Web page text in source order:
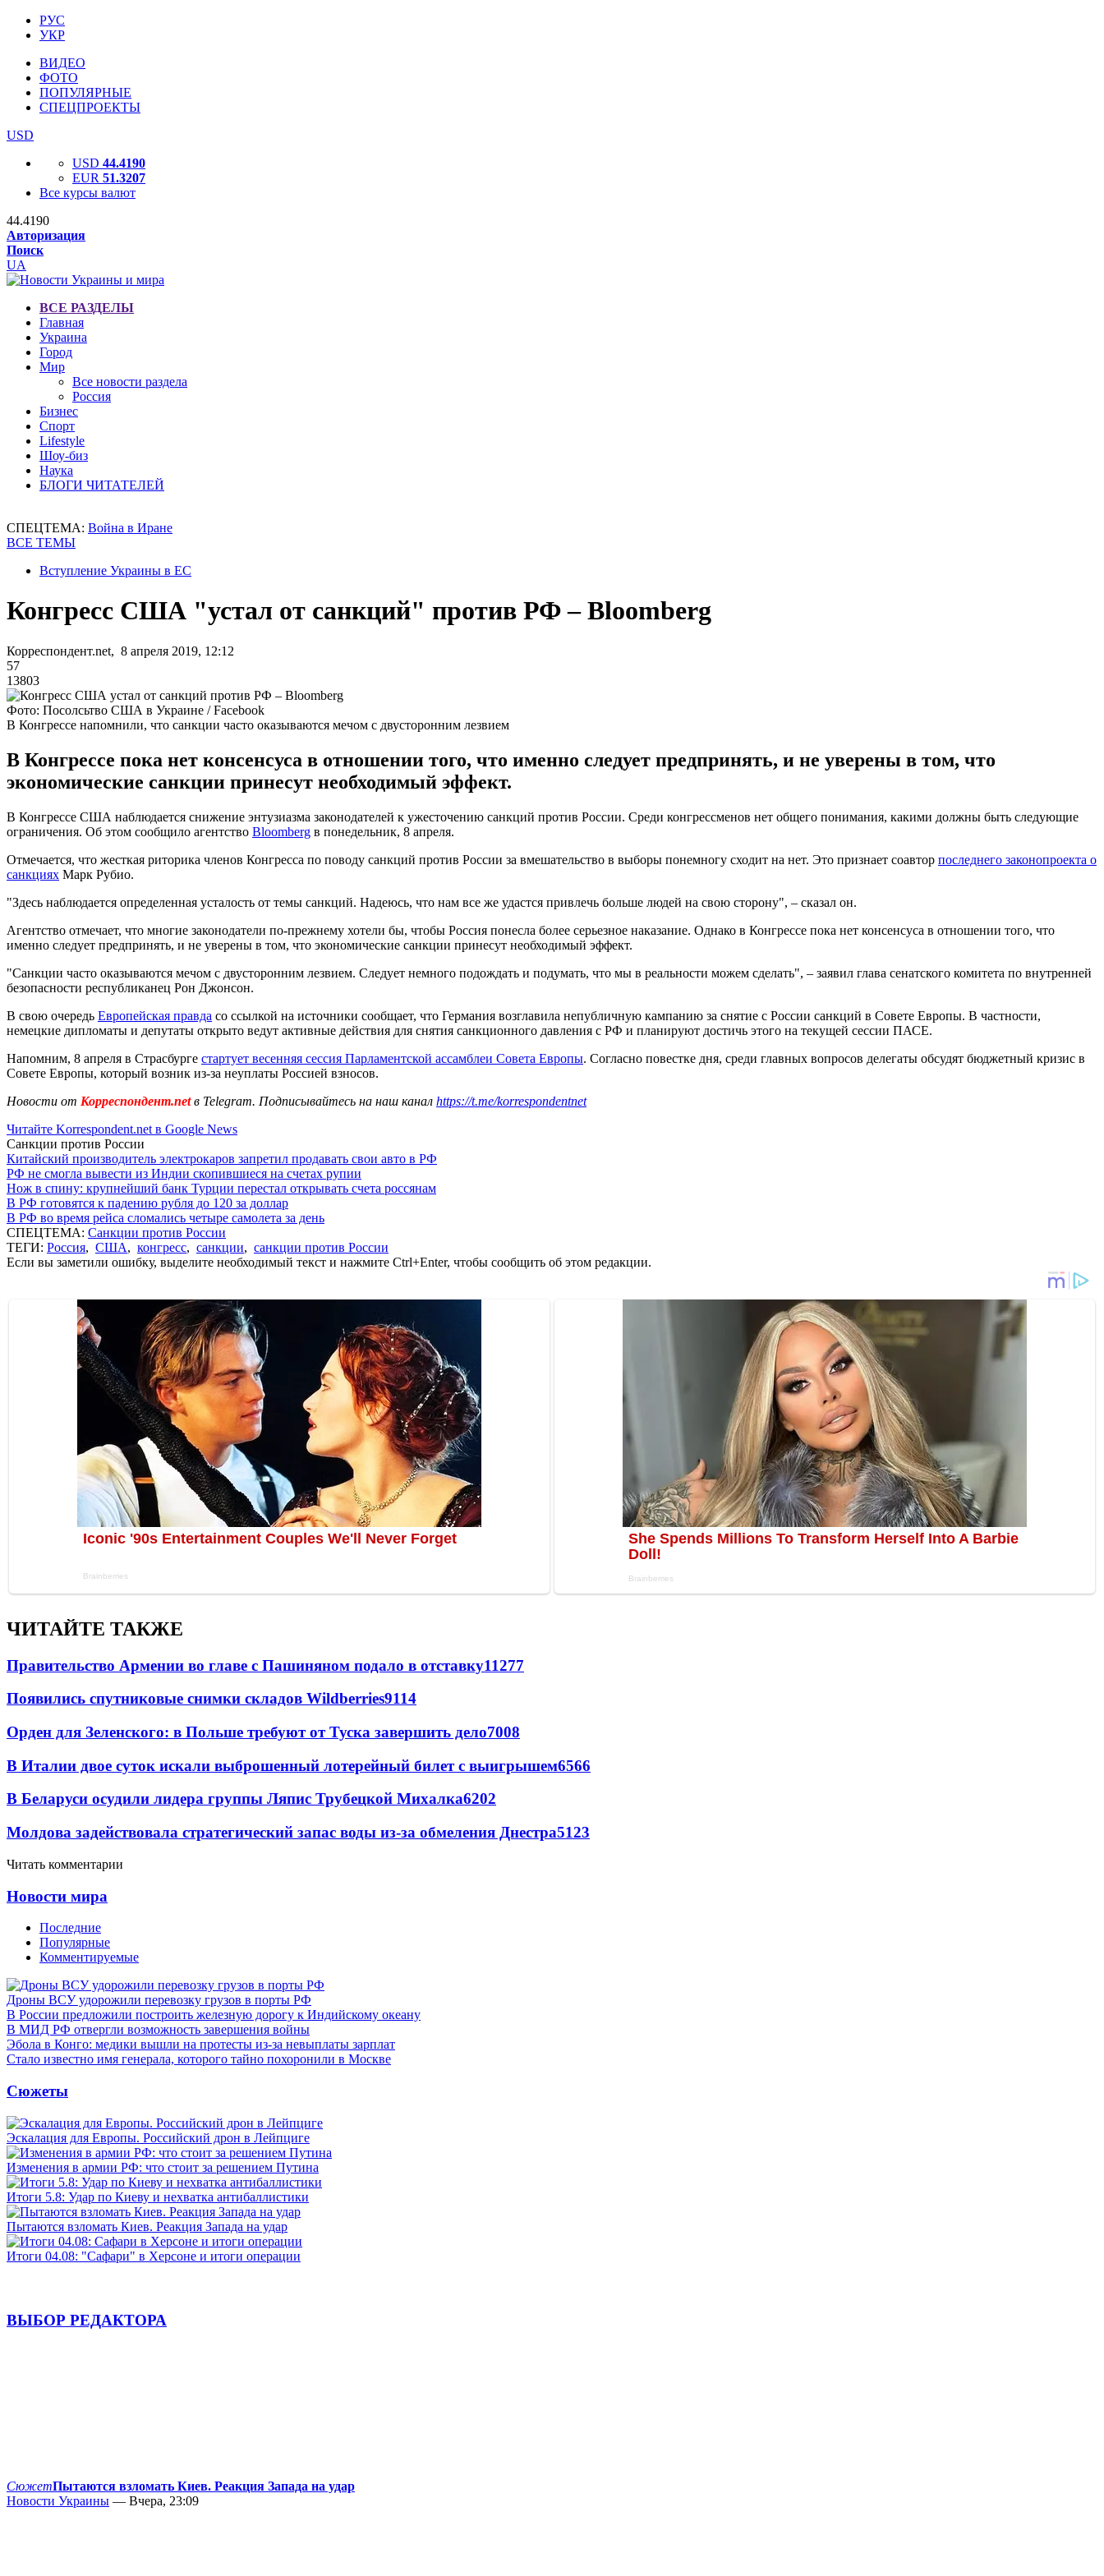
РУС
УКР
ВИДЕО
ФОТО
ПОПУЛЯРНЫЕ
СПЕЦПРОЕКТЫ
USD
USD 44.4190
EUR 51.3207
Все курсы валют
44.4190
Авторизация
Поиск
UA
ВСЕ РАЗДЕЛЫ
Главная
Украина
Город
Мир
Все новости раздела
Россия
Бизнес
Спорт
Lifestyle
Шоу-биз
Наука
БЛОГИ ЧИТАТЕЛЕЙ
СПЕЦТЕМА: Война в Иране
ВСЕ ТЕМЫ
Вступление Украины в ЕС
Конгресс США "устал от санкций" против РФ – Bloomberg
Корреспондент.net, 8 апреля 2019, 12:12
57
13803
Фото: Посолсьтво США в Украине / Facebook
В Конгрессе напомнили, что санкции часто оказываются мечом с двусторонним лезвием
В Конгрессе пока нет консенсуса в отношении того, что именно следует предпринять, и не уверены в том, что
экономические санкции принесут необходимый эффект.
В Конгрессе США наблюдается снижение энтузиазма законодателей к ужесточению санкций против России. Среди конгрессменов нет общего понимания, какими должны быть следующие
ограничения. Об этом сообщило агентство Bloomberg в понедельник, 8 апреля.
Отмечается, что жесткая риторика членов Конгресса по поводу санкций против России за вмешательство в выборы понемногу сходит на нет. Это признает соавтор последнего законопроекта о
санкциях Марк Рубио.
"Здесь наблюдается определенная усталость от темы санкций. Надеюсь, что нам все же удастся привлечь больше людей на свою сторону", – сказал он.
Агентство отмечает, что многие законодатели по-прежнему хотели бы, чтобы Россия понесла более серьезное наказание. Однако в Конгрессе пока нет консенсуса в отношении того, что
именно следует предпринять, и не уверены в том, что экономические санкции принесут необходимый эффект.
"Санкции часто оказываются мечом с двусторонним лезвием. Следует немного подождать и подумать, что мы в реальности можем сделать", – заявил глава сенатского комитета по внутренней
безопасности республиканец Рон Джонсон.
В свою очередь Европейская правда со ссылкой на источники сообщает, что Германия возглавила непубличную кампанию за снятие с России санкций в Совете Европы. В частности,
немецкие дипломаты и депутаты открыто ведут активные действия для снятия санкционного давления с РФ и планируют достичь этого на текущей сессии ПАСЕ.
Напомним, 8 апреля в Страсбурге стартует весенняя сессия Парламентской ассамблеи Совета Европы. Согласно повестке дня, среди главных вопросов делегаты обсудят бюджетный кризис в
Совете Европы, который возник из-за неуплаты Россией взносов.
Новости от Корреспондент.netв Telegram. Подписывайтесь на наш канал https://t.me/korrespondentnet
Читайте Korrespondent.net в Google News
Санкции против России
Китайский производитель электрокаров запретил продавать свои авто в РФ
РФ не смогла вывести из Индии скопившиеся на счетах рупии
Нож в спину: крупнейший банк Турции перестал открывать счета россянам
В РФ готовятся к падению рубля до 120 за доллар
В РФ во время рейса сломались четыре самолета за день
СПЕЦТЕМА: Санкции против России
ТЕГИ: Россия, США, конгресс, санкции, санкции против России
Если вы заметили ошибку, выделите необходимый текст и нажмите Ctrl+Enter, чтобы сообщить об этом редакции.
ЧИТАЙТЕ ТАКЖЕ
Правительство Армении во главе с Пашиняном подало в отставку11277
Появились спутниковые снимки складов Wildberries9114
Орден для Зеленского: в Польше требуют от Туска завершить дело7008
В Италии двое суток искали выброшенный лотерейный билет с выигрышем6566
В Беларуси осудили лидера группы Ляпис Трубецкой Михалка6202
Молдова задействовала стратегический запас воды из-за обмеления Днестра5123
Читать комментарии
Новости мира
Последние
Популярные
Комментируемые
Дроны ВСУ удорожили перевозку грузов в порты РФ
В России предложили построить железную дорогу к Индийскому океану
В МИД РФ отвергли возможность завершения войны
Эбола в Конго: медики вышли на протесты из-за невыплаты зарплат
Стало известно имя генерала, которого тайно похоронили в Москве
Сюжеты
Эскалация для Европы. Российский дрон в Лейпциге
Изменения в армии РФ: что стоит за решением Путина
Итоги 5.8: Удар по Киеву и нехватка антибаллистики
Пытаются взломать Киев. Реакция Запада на удар
Итоги 04.08: "Сафари" в Херсоне и итоги операции
ВЫБОР РЕДАКТОРА
СюжетПытаются взломать Киев. Реакция Запада на удар
Новости Украины — Вчера, 23:09